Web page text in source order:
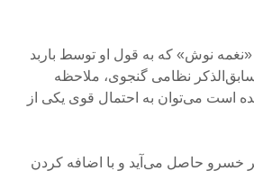
نوش» که به قول او توسط باربد
نظامی گنجوی، ملاحظه
است می‌توان به احتمال قوی یکی از
خسرو حاصل می‌آید و با اضافه کردن